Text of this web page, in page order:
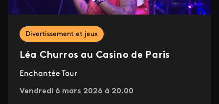
Divertissement et jeux
Léa Churros au Casino de Paris
Enchantée Tour
Vendredi 6 mars 2026 à 20.00